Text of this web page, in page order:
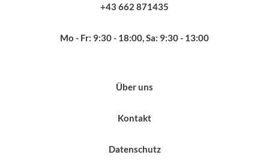
+43 662 871435
Mo - Fr: 9:30 - 18:00, Sa: 9:30 - 13:00
Über uns
Kontakt
Datenschutz